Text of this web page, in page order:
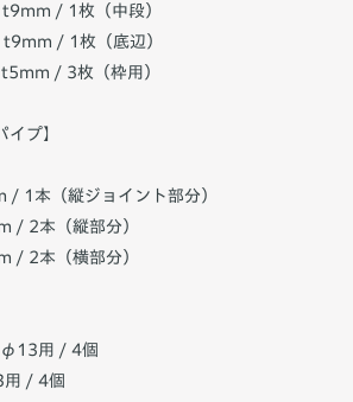
/ 1枚（中段）
/ 1枚（底辺）
/ 3枚（枠用）
イプ】
本（縦ジョイント部分）
2本（縦部分）
2本（横部分）
φ13用 / 4個
用 / 4個